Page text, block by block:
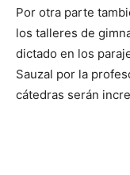
Por otra parte
los talleres de
dictado en los
Sauzal por la
cátedras serán